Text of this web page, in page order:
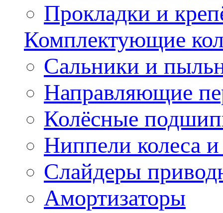
Прокладки и
Комплектующие
Сальники и
Направляющие
Колёсные
Ниппели колеса
Слайдеры
Амортизаторы